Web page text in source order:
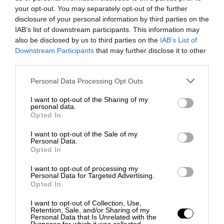
your opt-out. You may separately opt-out of the further
disclosure of your personal information by third parties on the
IAB’s list of downstream participants. This information may
also be disclosed by us to third parties on the IAB’s List of
Downstream Participants that may further disclose it to other
Personal Data Processing Opt Outs
I want to opt-out of the Sharing of my
personal data.
Opted In
I want to opt-out of the Sale of my
Personal Data.
Opted In
I want to opt-out of processing my
Personal Data for Targeted Advertising.
Opted In
I want to opt-out of Collection, Use,
Retention, Sale, and/or Sharing of my
Personal Data that Is Unrelated with the
Hai altre domande?
Non esitare a contattarci. Il nostro
team di travel expert sarà felice di
0824 482030
+39 345 9389788
Foto
Tour simili